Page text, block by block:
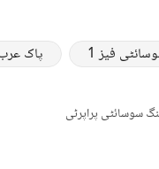
فیز 1 پاک